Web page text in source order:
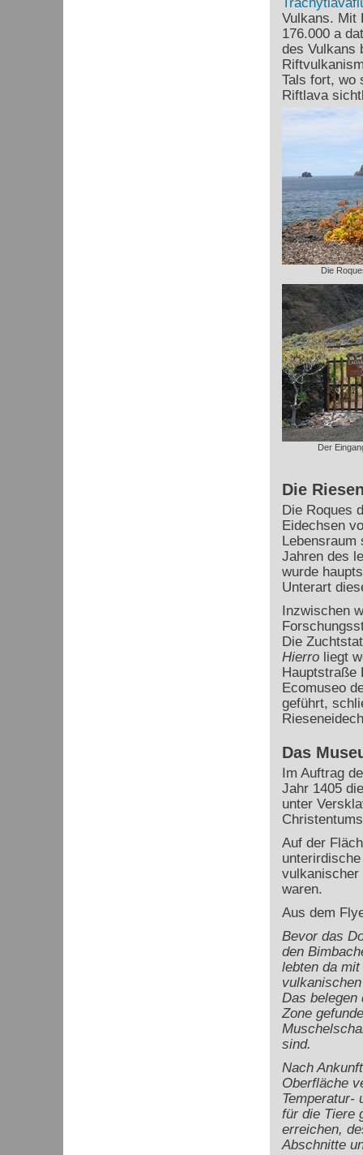
Vulkans. Mit
176.000 a
des Vulkans
Tals fort, wo
Riftlava
Die
Der
Die
Die Roques
Eidechsen
Lebensraum
Jahren des
wurde
Unterart
Inzwischen
Die
Hierroliegt
Hauptstraße
Ecomuseo
geführt,
Das
Im Auftrag
Jahr 1405
unter
Auf der
vulkanischer
waren.
Aus dem
Bevor das
den
lebten da
Das belegen
Zone
sind.
Nach
Oberfläche
Temperatur-
für die Tiere
erreichen,
Abschnitte